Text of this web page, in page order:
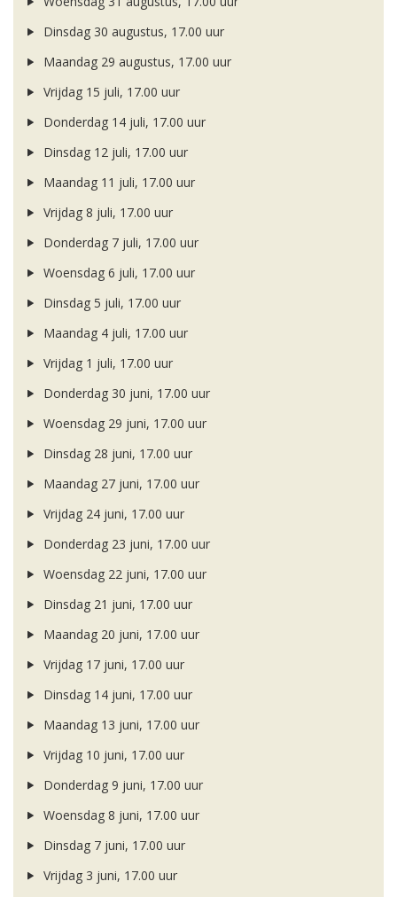
Dinsdag 30 augustus, 17.00 uur
Maandag 29 augustus, 17.00 uur
Vrijdag 15 juli, 17.00 uur
Donderdag 14 juli, 17.00 uur
Dinsdag 12 juli, 17.00 uur
Maandag 11 juli, 17.00 uur
Vrijdag 8 juli, 17.00 uur
Donderdag 7 juli, 17.00 uur
Woensdag 6 juli, 17.00 uur
Dinsdag 5 juli, 17.00 uur
Maandag 4 juli, 17.00 uur
Vrijdag 1 juli, 17.00 uur
Donderdag 30 juni, 17.00 uur
Woensdag 29 juni, 17.00 uur
Dinsdag 28 juni, 17.00 uur
Maandag 27 juni, 17.00 uur
Vrijdag 24 juni, 17.00 uur
Donderdag 23 juni, 17.00 uur
Woensdag 22 juni, 17.00 uur
Dinsdag 21 juni, 17.00 uur
Maandag 20 juni, 17.00 uur
Vrijdag 17 juni, 17.00 uur
Dinsdag 14 juni, 17.00 uur
Maandag 13 juni, 17.00 uur
Vrijdag 10 juni, 17.00 uur
Donderdag 9 juni, 17.00 uur
Woensdag 8 juni, 17.00 uur
Dinsdag 7 juni, 17.00 uur
Vrijdag 3 juni, 17.00 uur